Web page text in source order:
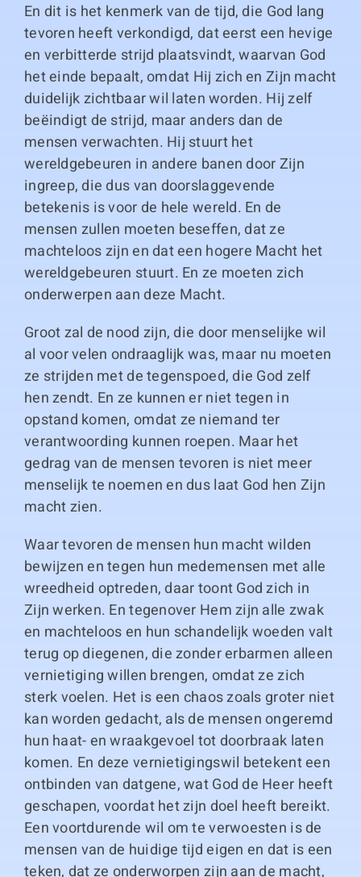
En dit is het kenmerk van de tijd, die God lang
tevoren heeft verkondigd, dat eerst een hevige
en verbitterde strijd plaatsvindt, waarvan God
het einde bepaalt, omdat Hij zich en Zijn macht
duidelijk zichtbaar wil laten worden. Hij zelf
beëindigt de strijd, maar anders dan de
mensen verwachten. Hij stuurt het
wereldgebeuren in andere banen door Zijn
ingreep, die dus van doorslaggevende
betekenis is voor de hele wereld. En de
mensen zullen moeten beseffen, dat ze
machteloos zijn en dat een hogere Macht het
wereldgebeuren stuurt. En ze moeten zich
onderwerpen aan deze Macht.
Groot zal de nood zijn, die door menselijke wil
al voor velen ondraaglijk was, maar nu moeten
ze strijden met de tegenspoed, die God zelf
hen zendt. En ze kunnen er niet tegen in
opstand komen, omdat ze niemand ter
verantwoording kunnen roepen. Maar het
gedrag van de mensen tevoren is niet meer
menselijk te noemen en dus laat God hen Zijn
macht zien.
Waar tevoren de mensen hun macht wilden
bewijzen en tegen hun medemensen met alle
wreedheid optreden, daar toont God zich in
Zijn werken. En tegenover Hem zijn alle zwak
en machteloos en hun schandelijk woeden valt
terug op diegenen, die zonder erbarmen alleen
vernietiging willen brengen, omdat ze zich
sterk voelen. Het is een chaos zoals groter niet
kan worden gedacht, als de mensen ongeremd
hun haat- en wraakgevoel tot doorbraak laten
komen. En deze vernietigingswil betekent een
ontbinden van datgene, wat God de Heer heeft
geschapen, voordat het zijn doel heeft bereikt.
Een voortdurende wil om te verwoesten is de
mensen van de huidige tijd eigen en dat is een
teken, dat ze onderworpen zijn aan de macht,